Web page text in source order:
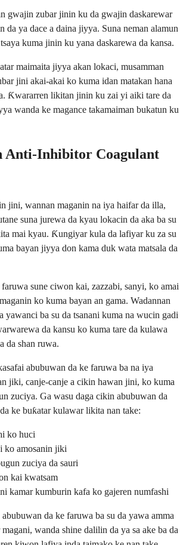
gwajin zubar jinin ku da gwajin daskarewar
da ya dace a daina jiyya. Suna neman alamun
kuma jinin ku yana daskarewa da kansa.
maimaita jiyya akan lokaci, musamman
jini akai-akai ko kuma idan matakan hana
Ƙwararren likitan jinin ku zai yi aiki tare da
wanda ke magance takamaiman bukatun ku
Anti-Inhibitor Coagulant
jini, wannan maganin na iya haifar da illa,
suna jurewa da kyau lokacin da aka ba su
mai kyau. Ƙungiyar kula da lafiyar ku za su
bayan jiyya don kama duk wata matsala da
sune ciwon kai, zazzabi, sanyi, ko amai
ko kuma bayan an gama. Wadannan
yawanci ba su da tsanani kuma na wucin gadi
da kansu ko kuma tare da kulawa
da shan ruwa.
abubuwan da ke faruwa ba na iya
jiki, canje-canje a cikin hawan jini, ko kuma
zuciya. Ga wasu daga cikin abubuwan da
ke buƙatar kulawar likita nan take:
ko huci
ko amosanin jiki
zuciya da sauri
kai kwatsam
kamar kumburin kafa ko gajeren numfashi
da ke faruwa ba su da yawa amma
wanda shine dalilin da ya sa ake ba da